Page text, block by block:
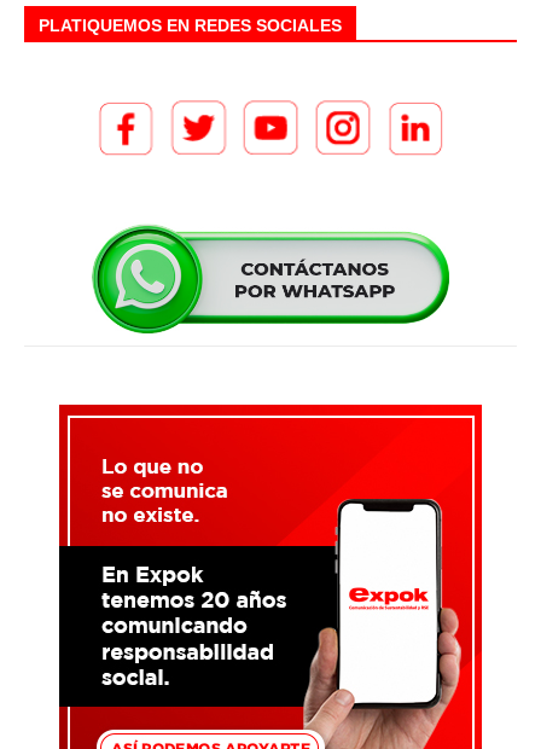
PLATIQUEMOS EN REDES SOCIALES